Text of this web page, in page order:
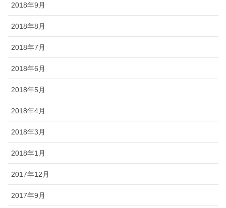
2018年9月
2018年8月
2018年7月
2018年6月
2018年5月
2018年4月
2018年3月
2018年1月
2017年12月
2017年9月